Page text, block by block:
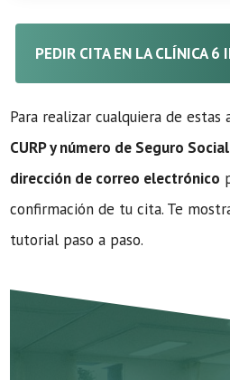
PEDIR CITA EN LA CLÍNICA 6
Para realizar cualquiera de
CURP y número de Seguro Social
dirección de correo electrónico
confirmación de tu cita. Te
tutorial paso a paso.